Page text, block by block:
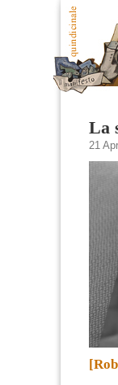
La
21